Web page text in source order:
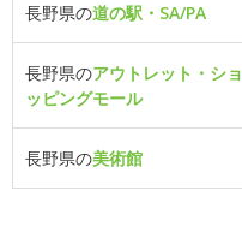
長野県の道の駅・SA/PA
長野県のアウトレット・ショ
ッピングモール
長野県の美術館